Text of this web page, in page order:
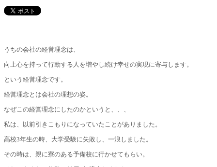
うちの会社の経営理念は、
向上心を持って行動する人を増やし続け幸せの実現に寄与します。
という経営理念です。
経営理念とは会社の理想の姿。
なぜこの経営理念にしたのかというと、、、
私は、以前引きこもりになっていたことがありました。
高校3年生の時、大学受験に失敗し、一浪しました。
その時は、親に寮のある予備校に行かせてもらい。